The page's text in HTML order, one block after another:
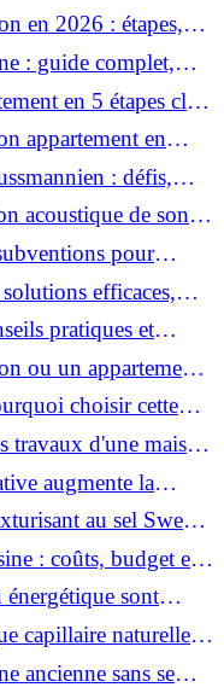
en 2026 : étapes,
: guide complet,
en 5 étapes clés
appartement en
: défis,
des prix
acoustique de son
pour
2026 ?
efficaces,
pratiques et
ou un appartement
et astuces ?
choisir cette
?
travaux d'une maison
augmente la
?au sel Sweet
?
: coûts, budget et
sont
capillaire naturelle
ancienne sans se